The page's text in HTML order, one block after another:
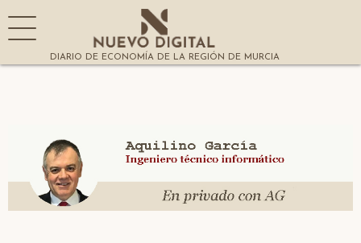
DIARIO DE ECONOMÍA DE LA REGIÓN DE MURCIA